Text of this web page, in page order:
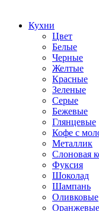
Кухни
Цвет
Белые
Черные
Желтые
Красные
Зеленые
Серые
Бежевые
Глянцевые
Кофе с
Металлик
Слоновая
Фуксия
Шоколад
Шампань
Оливковые
Оранжевые